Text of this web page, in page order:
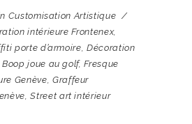
Customisation Artistique
intérieure Frontenex,
porte d’armoire ,Décoration
joue au golf,Fresque
Genève Graffeur
,Street art intérieur